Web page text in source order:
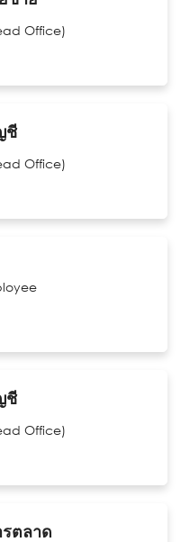
Office)
ชี
Office)
ชี
Office)
ตลาด